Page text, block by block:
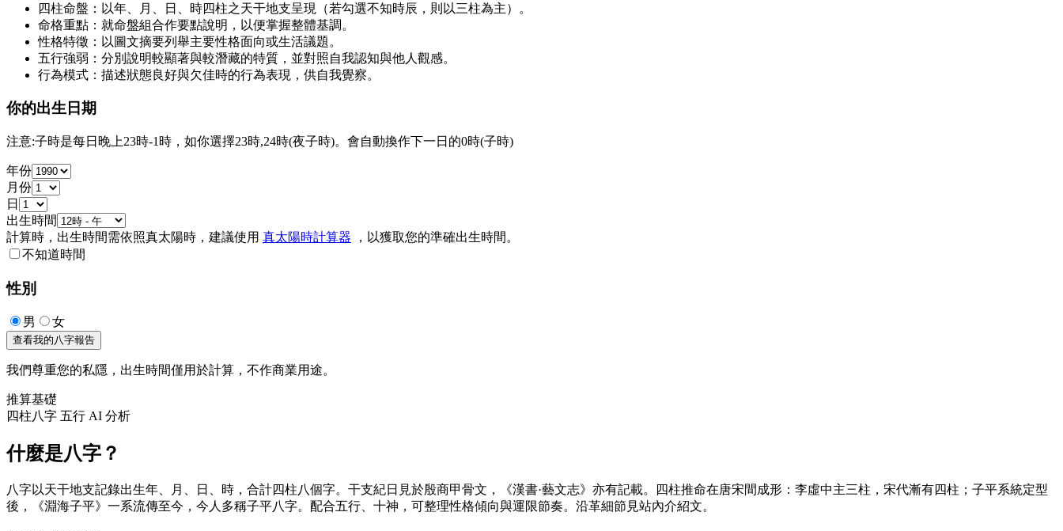
四柱命盤：以年、月、日、時四柱之天干地支呈現（若勾選不知時辰，則以三柱為主）。
命格重點：就命盤組合作要點說明，以便掌握整體基調。
性格特徵：以圖文摘要列舉主要性格面向或生活議題。
五行強弱：分別說明較顯著與較潛藏的特質，並對照自我認知與他人觀感。
行為模式：描述狀態良好與欠佳時的行為表現，供自我覺察。
你的出生日期
注意:子時是每日晚上23時-1時，如你選擇23時,24時(夜子時)。會自動換作下一日的0時(子時)
年份
月份
日
出生時間
計算時，出生時間需依照真太陽時，建議使用 真太陽時計算器 ，以獲取您的準確出生時間。
不知道時間
性別
男 女
查看我的八字報告
我們尊重您的私隱，出生時間僅用於計算，不作商業用途。
推算基礎
四柱八字 五行 AI 分析
什麼是八字？
八字以天干地支記錄出生年、月、日、時，合計四柱八個字。干支紀日見於殷商甲骨文，《漢書·藝文志》亦有記載。四柱推命在唐宋間成形：李虛中主三柱，宋代漸有四柱；子平系統定型
後，《淵海子平》一系流傳至今，今人多稱子平八字。配合五行、十神，可整理性格傾向與運限節奏。沿革細節見站內介紹文。